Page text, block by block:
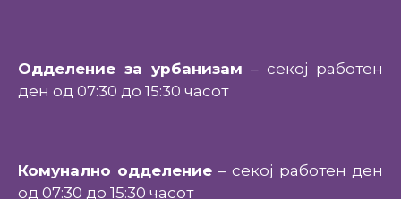
Одделение за урбанизам – секој работен
ден од 07:30 до 15:30 часот
Комунално одделение – секој работен ден
од 07:30 до 15:30 часот